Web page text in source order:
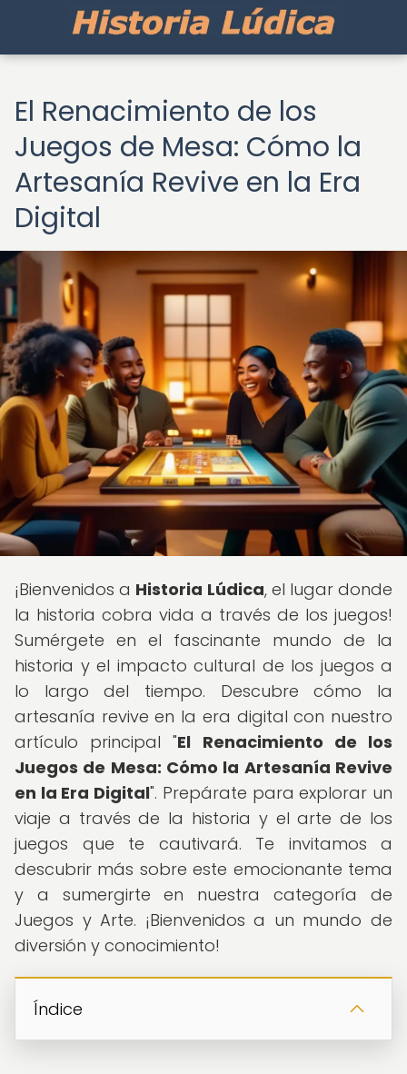
El Renacimiento de los
Juegos de Mesa: Cómo la
Artesanía Revive en la Era
Digital
¡Bienvenidos a Historia Lúdica, el lugar donde
la historia cobra vida a través de los juegos!
Sumérgete en el fascinante mundo de la
historia y el impacto cultural de los juegos a
lo largo del tiempo. Descubre cómo la
artesanía revive en la era digital con nuestro
artículo principal "El Renacimiento de los
Juegos de Mesa: Cómo la Artesanía Revive
en la Era Digital". Prepárate para explorar un
viaje a través de la historia y el arte de los
juegos que te cautivará. Te invitamos a
descubrir más sobre este emocionante tema
y a sumergirte en nuestra categoría de
Juegos y Arte. ¡Bienvenidos a un mundo de
diversión y conocimiento!
Índice